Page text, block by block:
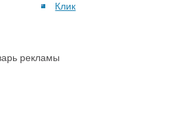
Клик
рекламы